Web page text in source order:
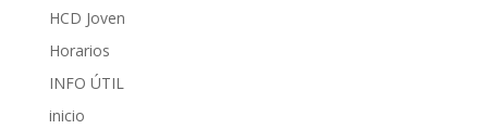
HCD Joven
Horarios
INFO ÚTIL
inicio